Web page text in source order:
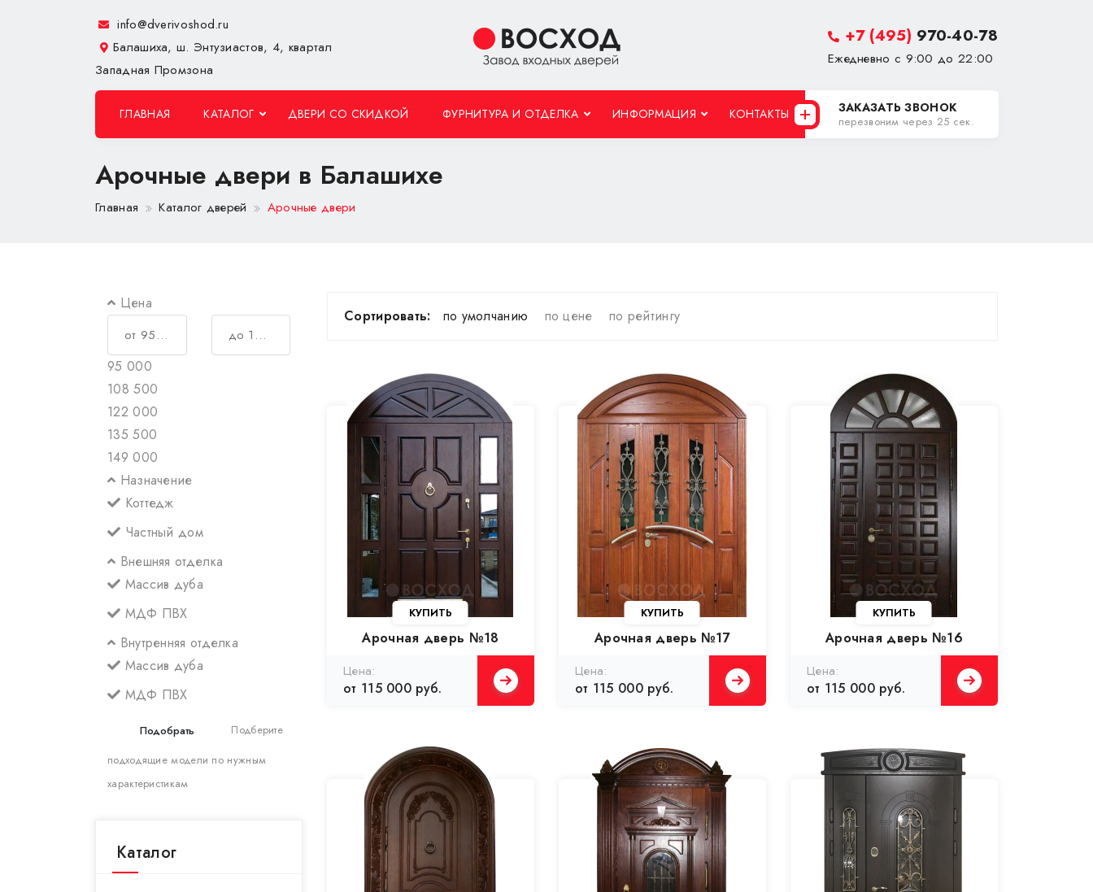
info@dverivoshod.ru
Балашиха, ш. Энтузиастов, 4, квартал
Западная Промзона
+7 (495) 970-40-78
Ежедневно с 9:00 до 22:00
ГЛАВНАЯ КАТАЛОГ ДВЕРИ СО СКИДКОЙ ФУРНИТУРА И ОТДЕЛКА ИНФОРМАЦИЯ КОНТАКТЫ ЗАКАЗАТЬ ЗВОНОК
перезвоним через 25 сек.
Арочные двери в Балашихе
Главная Каталог дверей Арочные двери
Цена
95 000
108 500
122 000
135 500
149 000
Назначение
Коттедж
Частный дом
Внешняя отделка
Массив дуба
МДФ ПВХ
Внутренняя отделка
Массив дуба
МДФ ПВХ
Подберите
подходящие модели по нужным
характеристикам
Каталог
Сортировать: по умолчанию по цене по рейтингу
КУПИТЬ
Арочная дверь №18
Цена:
от 115 000 руб.
КУПИТЬ
Арочная дверь №17
Цена:
от 115 000 руб.
КУПИТЬ
Арочная дверь №16
Цена:
от 115 000 руб.